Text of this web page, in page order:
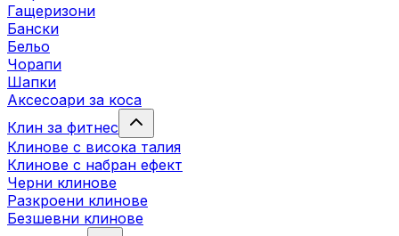
Гащеризони
Бански
Бельо
Чорапи
Шапки
Аксесоари за коса
Клин за фитнес
Клинове с висока талия
Клинове с набран ефект
Черни клинове
Разкроени клинове
Безшевни клинове